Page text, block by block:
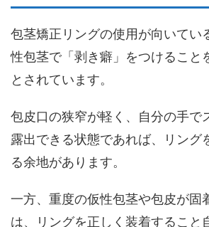
包茎矯正リングの使用が向いてい
性包茎で「剥き癖」をつけること
とされています。
包皮口の狭窄が軽く、自分の手で
露出できる状態であれば、リング
る余地があります。
一方、重度の仮性包茎や包皮が固
は、リングを正しく装着すること